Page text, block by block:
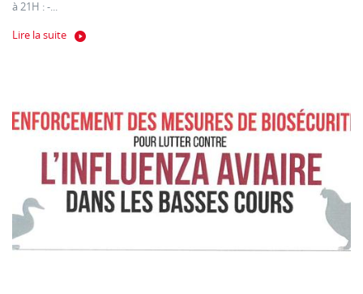
à 21H : -...
Lire la suite